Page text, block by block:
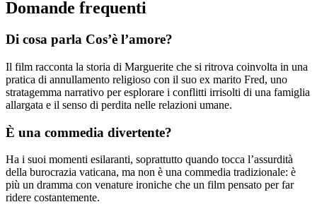
Domande frequenti
Di cosa parla Cos’è l’amore?
Il film racconta la storia di Marguerite che si ritrova coinvolta in una
pratica di annullamento religioso con il suo ex marito Fred, uno
stratagemma narrativo per esplorare i conflitti irrisolti di una famiglia
allargata e il senso di perdita nelle relazioni umane.
È una commedia divertente?
Ha i suoi momenti esilaranti, soprattutto quando tocca l’assurdità
della burocrazia vaticana, ma non è una commedia tradizionale: è
più un dramma con venature ironiche che un film pensato per far
ridere costantemente.